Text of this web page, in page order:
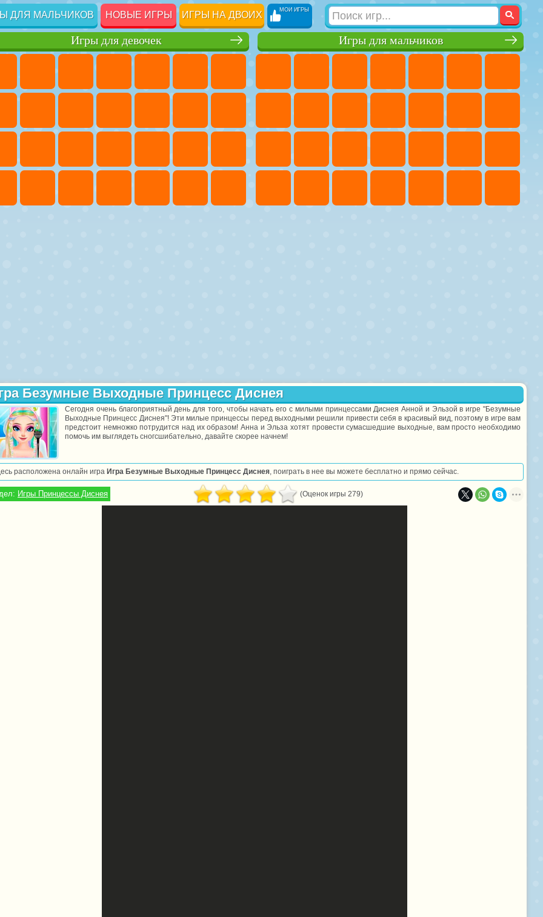
ДЛЯ МАЛЬЧИКОВ НОВЫЕ ИГРЫ ИГРЫ НА ДВОИХ МОИ ИГРЫ
Игры для мальчиков
Игры для девочек
Безумные Выходные Принцесс Диснея
Сегодня очень благоприятный день для того, чтобы начать его с милыми принцессами Диснея Анной и Эльзой в игре "Безумные
Выходные Принцесс Диснея"! Эти милые принцессы перед выходными решили привести себя в красивый вид, поэтому в игре вам
предстоит немножко потрудится над их образом! Анна и Эльза хотят провести сумасшедшие выходные, вам просто необходимо
помочь им выглядеть сногсшибательно, давайте скорее начнем!
расположена онлайн игра Игра Безумные Выходные Принцесс Диснея , поиграть в нее вы можете бесплатно и прямо сейчас.
Игры Принцессы Диснея (Оценок игры 279)